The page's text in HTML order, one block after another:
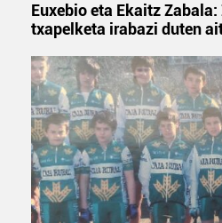
Euxebio eta Ekaitz
txapelketa irabazi duten